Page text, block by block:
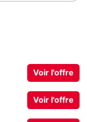
Voir l'offre
Voir l'offre